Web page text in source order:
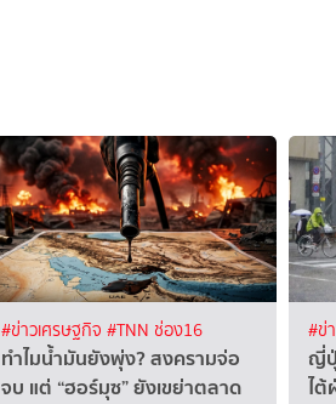
#ข่าวเศรษฐกิจ #TNN ช่อง16
ทำไมน้ำมันยังพุ่ง? สงครามจ่อ
จบ แต่ “ฮอร์มุซ” ยังเขย่าตลาด
#ข่
ญี่
ไ